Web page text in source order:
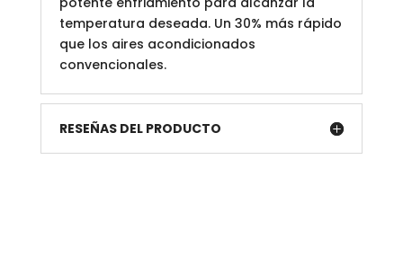
temperatura deseada. Un 30% más rápido
que los aires acondicionados
convencionales.
RESEÑAS DEL PRODUCTO